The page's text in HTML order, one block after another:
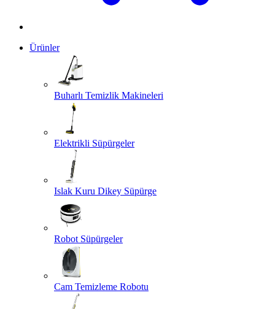
Ürünler
Buharlı Temizlik Makineleri
Elektrikli Süpürgeler
Islak Kuru Dikey Süpürge
Robot Süpürgeler
Cam Temizleme Robotu